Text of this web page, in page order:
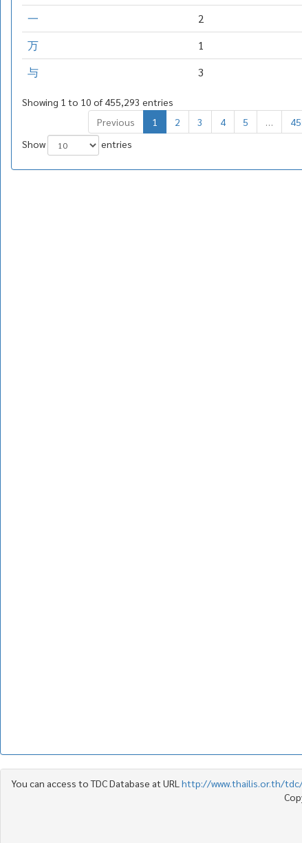
一
2
万
1
与
3
Showing 1 to 10 of 455,293 entries
Previous
1 2 3 4 5 …
Show
entries
You can access to TDC Database at URL http://www.thailis.or.th/